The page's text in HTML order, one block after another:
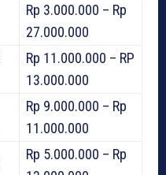
Rp 3.000.000 – Rp
27.000.000
Rp 11.000.000 – RP
13.000.000
Rp 9.000.000 – Rp
11.000.000
Rp 5.000.000 – Rp